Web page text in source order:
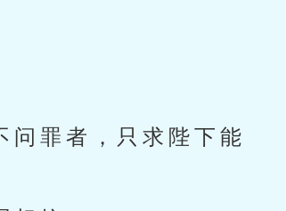
问罪者，只求陛下能